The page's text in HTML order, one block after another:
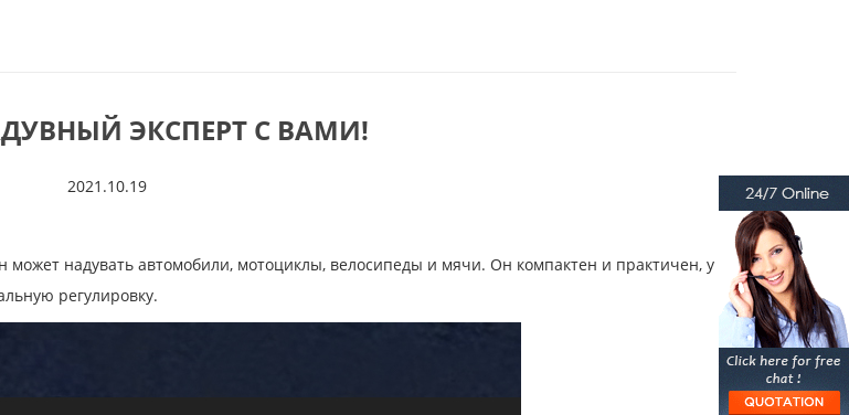
ЭКСПЕРТ С ВАМИ!
2021.10.19
надувать автомобили, мотоциклы, велосипеды и мячи. Он компактен и практичен, у
регулировку.